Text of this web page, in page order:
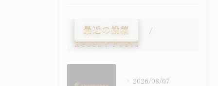
最近の投稿
Recent Posts
2026/08/07